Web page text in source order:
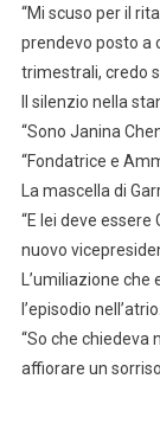
“Mi scuso per il
prendevo posto a
trimestrali, credo
Il silenzio nella
“Sono Janina
“Fondatrice e
La mascella di
“E lei deve essere
nuovo
L’umiliazione
l’episodio
“So che chiedeva
affiorare un